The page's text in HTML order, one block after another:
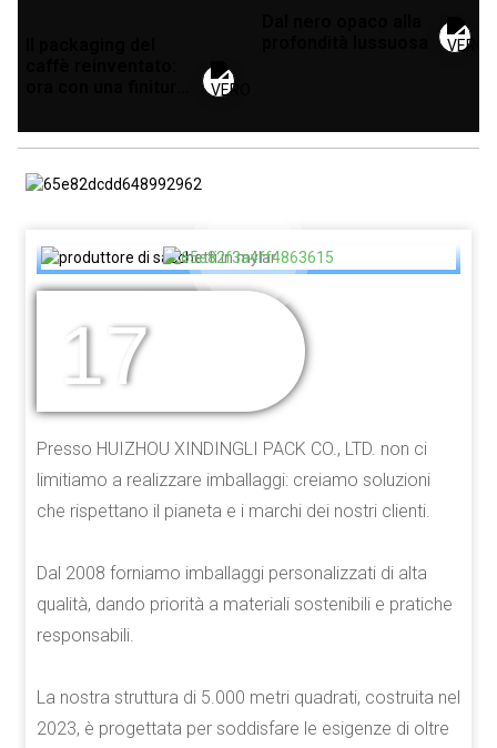
17
Presso HUIZHOU XINDINGLI PACK CO., LTD. non ci
limitiamo a realizzare imballaggi: creiamo soluzioni
che rispettano il pianeta e i marchi dei nostri clienti.
Dal 2008 forniamo imballaggi personalizzati di alta
qualità, dando priorità a materiali sostenibili e pratiche
responsabili.
La nostra struttura di 5.000 metri quadrati, costruita nel
2023, è progettata per soddisfare le esigenze di oltre